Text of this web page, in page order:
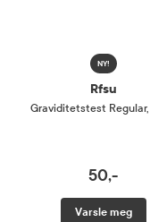
NY!
Rfsu
Graviditetstest Regular,
50,-
Varsle meg